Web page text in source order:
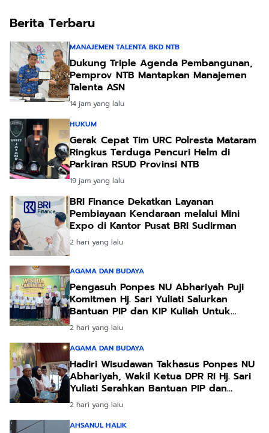
Berita Terbaru
MANAJEMEN TALENTA BKD NTB
Dukung Triple Agenda Pembangunan,
Pemprov NTB Mantapkan Manajemen
Talenta ASN
14 jam yang lalu
HUKUM
Gerak Cepat Tim URC Polresta Mataram
Ringkus Terduga Pencuri Helm di
Parkiran RSUD Provinsi NTB
19 jam yang lalu
BRI Finance Dekatkan Layanan
Pembiayaan Kendaraan melalui Mini
Expo di Kantor Pusat BRI Sudirman
2 hari yang lalu
AGAMA DAN BUDAYA
Pengasuh Ponpes NU Abhariyah Puji
Komitmen Hj. Sari Yuliati Salurkan
Bantuan PIP dan KIP Kuliah Untuk
Santri
2 hari yang lalu
AGAMA DAN BUDAYA
Hadiri Wisudawan Takhasus Ponpes NU
Abhariyah, Wakil Ketua DPR RI Hj. Sari
Yuliati Serahkan Bantuan PIP dan
Bantuan Program Sanitasi
2 hari yang lalu
AHSANUL HALIK